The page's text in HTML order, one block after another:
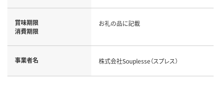
賞味期限
消費期限
お礼の品に記載
事業者名 株式会社Souplesse（スプレス）